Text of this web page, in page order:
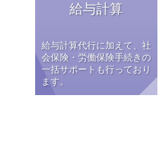
給与計算
給与計算代行に加えて、社
会保険・労働保険手続きの
一括サポートも行っており
ます。